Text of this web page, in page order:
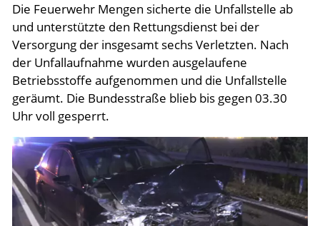
Die Feuerwehr Mengen sicherte die Unfallstelle ab
und unterstützte den Rettungsdienst bei der
Versorgung der insgesamt sechs Verletzten. Nach
der Unfallaufnahme wurden ausgelaufene
Betriebsstoffe aufgenommen und die Unfallstelle
geräumt. Die Bundesstraße blieb bis gegen 03.30
Uhr voll gesperrt.